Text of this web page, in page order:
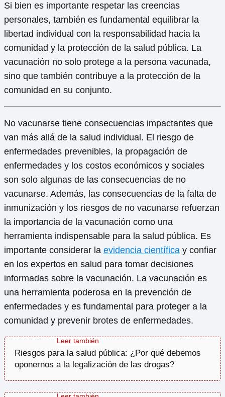
Si bien es importante respetar las creencias
personales, también es fundamental equilibrar la
libertad individual con la responsabilidad hacia la
comunidad y la protección de la salud pública. La
vacunación no solo protege a la persona vacunada,
sino que también contribuye a la protección de la
comunidad en su conjunto.
No vacunarse tiene consecuencias impactantes que
van más allá de la salud individual. El riesgo de
enfermedades prevenibles, la propagación de
enfermedades y los costos económicos y sociales
son solo algunas de las consecuencias de no
vacunarse. Además, las consecuencias de la falta de
inmunización y los riesgos de no vacunarse refuerzan
la importancia de la vacunación como una
herramienta indispensable para la salud pública. Es
importante considerar la evidencia científica y confiar
en los expertos en salud para tomar decisiones
informadas sobre la vacunación. La vacunación es
una herramienta poderosa en la prevención de
enfermedades y es fundamental para proteger a la
comunidad y prevenir brotes de enfermedades.
Riesgos para la salud pública: ¿Por qué debemos
oponernos a la legalización de las drogas?